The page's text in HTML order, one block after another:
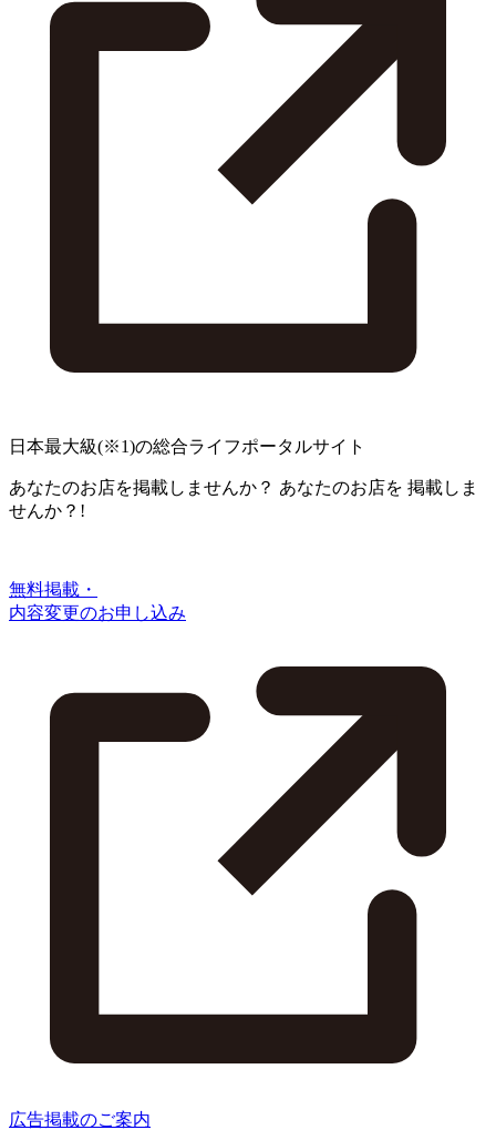
日本最大級(※1)の総合ライフポータルサイト
あなたのお店を掲載しませんか？ あなたのお店を 掲載しま
せんか？!
無料掲載・
内容変更のお申し込み
広告掲載のご案内